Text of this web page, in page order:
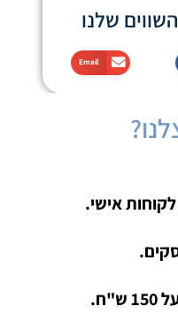
שלנו
Email
אישי.